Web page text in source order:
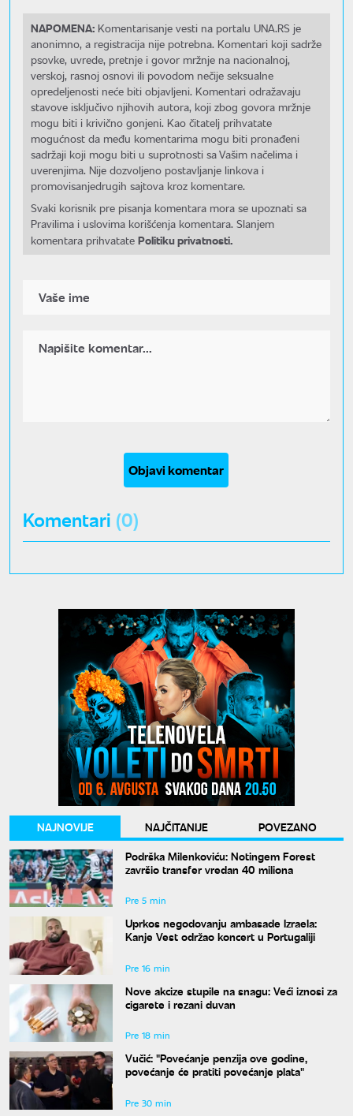
NAPOMENA: Komentarisanje vesti na portalu UNA.RS je
anonimno, a registracija nije potrebna. Komentari koji sadrže
psovke, uvrede, pretnje i govor mržnje na nacionalnoj,
verskoj, rasnoj osnovi ili povodom nečije seksualne
opredeljenosti neće biti objavljeni. Komentari odražavaju
stavove isključivo njihovih autora, koji zbog govora mržnje
mogu biti i krivično gonjeni. Kao čitatelj prihvatate
mogućnost da među komentarima mogu biti pronađeni
sadržaji koji mogu biti u suprotnosti sa Vašim načelima i
uverenjima. Nije dozvoljeno postavljanje linkova i
promovisanjedrugih sajtova kroz komentare.
Svaki korisnik pre pisanja komentara mora se upoznati sa
Pravilima i uslovima korišćenja komentara. Slanjem
komentara prihvatate Politiku privatnosti.
Objavi komentar
Komentari (0)
NAJNOVIJE NAJČITANIJE
POVEZANO
Podrška Milenkoviću: Notingem Forest
završio transfer vredan 40 miliona
Pre 5 min
Uprkos negodovanju ambasade Izraela:
Kanje Vest održao koncert u Portugaliji
Pre 16 min
Nove akcize stupile na snagu: Veći iznosi za
cigarete i rezani duvan
Pre 18 min
Vučić: "Povećanje penzija ove godine,
povećanje će pratiti povećanje plata"
Pre 30 min